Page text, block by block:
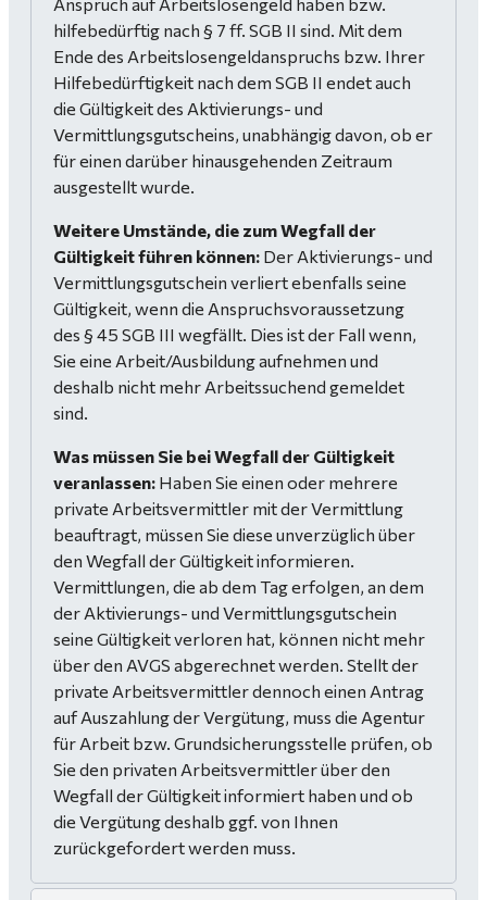
hilfebedürftig nach § 7 ff. SGB II sind. Mit dem
Ende des Arbeitslosengeldanspruchs bzw. Ihrer
Hilfebedürftigkeit nach dem SGB II endet auch
die Gültigkeit des Aktivierungs- und
Vermittlungsgutscheins, unabhängig davon, ob er
für einen darüber hinausgehenden Zeitraum
ausgestellt wurde.
Weitere Umstände, die zum Wegfall der
Gültigkeit führen können: Der Aktivierungs- und
Vermittlungsgutschein verliert ebenfalls seine
Gültigkeit, wenn die Anspruchsvoraussetzung
des § 45 SGB III wegfällt. Dies ist der Fall wenn,
Sie eine Arbeit/Ausbildung aufnehmen und
deshalb nicht mehr Arbeitssuchend gemeldet
sind.
Was müssen Sie bei Wegfall der Gültigkeit
veranlassen: Haben Sie einen oder mehrere
private Arbeitsvermittler mit der Vermittlung
beauftragt, müssen Sie diese unverzüglich über
den Wegfall der Gültigkeit informieren.
Vermittlungen, die ab dem Tag erfolgen, an dem
der Aktivierungs- und Vermittlungsgutschein
seine Gültigkeit verloren hat, können nicht mehr
über den AVGS abgerechnet werden. Stellt der
private Arbeitsvermittler dennoch einen Antrag
auf Auszahlung der Vergütung, muss die Agentur
für Arbeit bzw. Grundsicherungsstelle prüfen, ob
Sie den privaten Arbeitsvermittler über den
Wegfall der Gültigkeit informiert haben und ob
die Vergütung deshalb ggf. von Ihnen
zurückgefordert werden muss.